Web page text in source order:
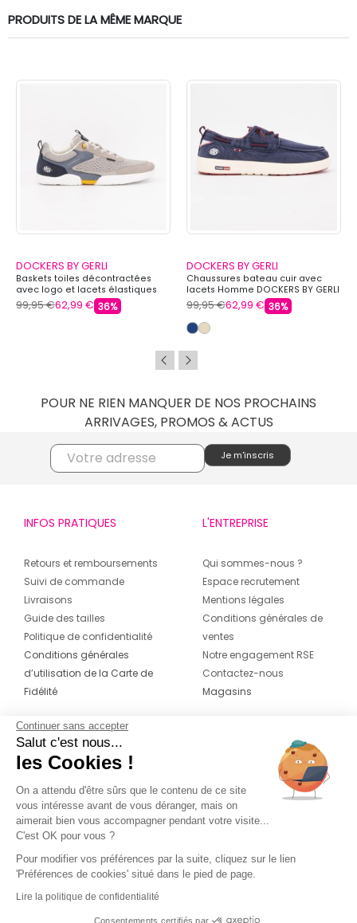
PRODUITS DE LA MÊME MARQUE
DOCKERS BY GERLI
Baskets toiles décontractées
avec logo et lacets élastiques
Homme DOCKERS BY GERLI
99,95 €62,99 € 36%
DOCKERS BY GERLI
Chaussures bateau cuir avec
lacets Homme DOCKERS BY GERLI
99,95 €62,99 € 36%
POUR NE RIEN MANQUER DE NOS PROCHAINS
ARRIVAGES, PROMOS & ACTUS
INFOS PRATIQUES
Retours et remboursements
Suivi de commande
Livraisons
Guide des tailles
Politique de confidentialité
Conditions générales
d’utilisation de la Carte de
Fidélité
L'ENTREPRISE
Qui sommes-nous ?
Espace recrutement
Mentions légales
Conditions générales de
ventes
Notre engagement RSE
Contactez-nous
Magasins
CONTACT
04 42 20 78 42
Du lundi au jeudi de 8h30 à 16h30 & le
vendredi de 8h30 à 15h30
Continuer sans accepter
Salut c'est nous...
les Cookies !
On a attendu d'être sûrs que le contenu de ce site
vous intéresse avant de vous déranger, mais on
aimerait bien vous accompagner pendant votre visite...
C'est OK pour vous ?
Pour modifier vos préférences par la suite, cliquez sur le lien
'Préférences de cookies' situé dans le pied de page.
Lire la politique de confidentialité
Consentements certifiés par